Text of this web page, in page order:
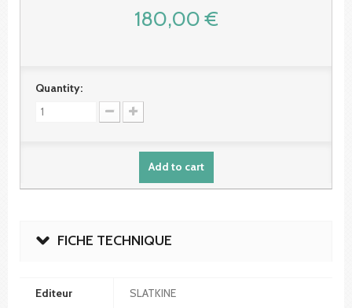
180,00 €
Quantity:
Add to cart
FICHE TECHNIQUE
Editeur SLATKINE